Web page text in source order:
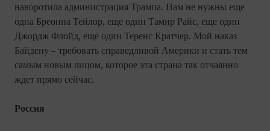
наворотила администрация Трампа. Нам не нужны еще
одна Бреонна Тейлор, еще один Тамир Райс, еще один
Джордж Флойд, еще один Теренс Кратчер. Мой наказ
Байдену – требовать справедливой Америки и стать тем
самым новым лицом, которое эта страна так отчаянно
ждет прямо сейчас.
Россия